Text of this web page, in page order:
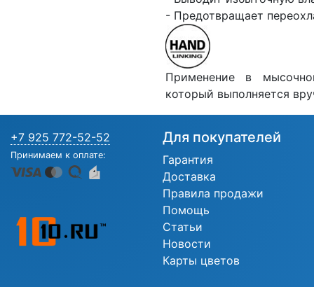
- Предотвращает
Применение в
который выполняется
+7 925 772-52-52
Принимаем к оплате:
Для покупателей
Гарантия
Доставка
Правила продажи
Помощь
Статьи
Новости
Карты цветов